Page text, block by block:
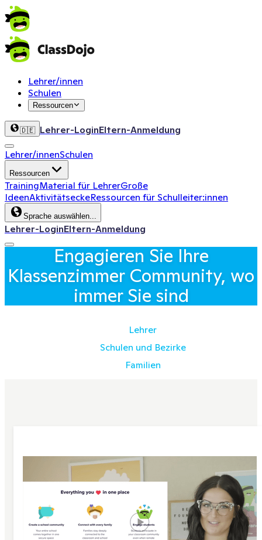
Lehrer/innen
Schulen
Ressourcen
🇩🇪 Lehrer-LoginEltern-Anmeldung
Lehrer/innenSchulen
Ressourcen
TrainingMaterial für LehrerGroße
IdeenAktivitätseckeRessourcen für Schulleiter:innen
Sprache auswählen...
Lehrer-LoginEltern-Anmeldung
Engagieren Sie Ihre
Klassenzimmer Community, wo
immer Sie sind
Lehrer
Schulen und Bezirke
Familien